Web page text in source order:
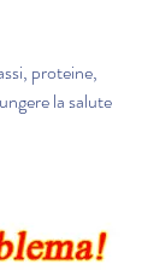
proteine,
la salute